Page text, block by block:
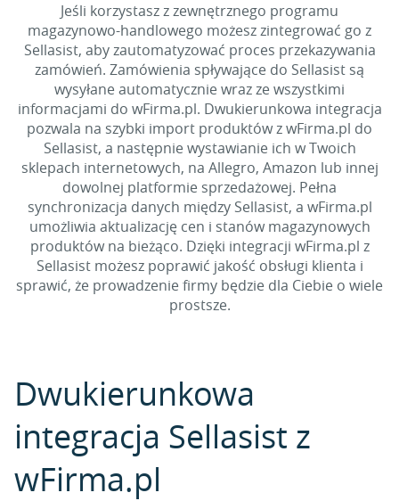
Jeśli korzystasz z zewnętrznego programu
magazynowo-handlowego możesz zintegrować go z
Sellasist, aby zautomatyzować proces przekazywania
zamówień. Zamówienia spływające do Sellasist są
wysyłane automatycznie wraz ze wszystkimi
informacjami do wFirma.pl. Dwukierunkowa integracja
pozwala na szybki import produktów z wFirma.pl do
Sellasist, a następnie wystawianie ich w Twoich
sklepach internetowych, na Allegro, Amazon lub innej
dowolnej platformie sprzedażowej. Pełna
synchronizacja danych między Sellasist, a wFirma.pl
umożliwia aktualizację cen i stanów magazynowych
produktów na bieżąco. Dzięki integracji wFirma.pl z
Sellasist możesz poprawić jakość obsługi klienta i
sprawić, że prowadzenie firmy będzie dla Ciebie o wiele
prostsze.
Dwukierunkowa
integracja Sellasist z
wFirma.pl